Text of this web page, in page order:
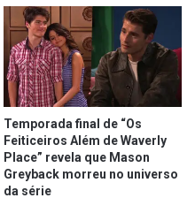
Temporada final de “Os
Feiticeiros Além de Waverly
Place” revela que Mason
Greyback morreu no universo
da série